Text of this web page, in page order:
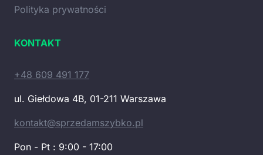
Polityka prywatności
KONTAKT
+48 609 491 177
ul. Giełdowa 4B, 01-211 Warszawa
kontakt@sprzedamszybko.pl
Pon - Pt : 9:00 - 17:00